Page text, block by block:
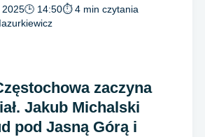
2025🕒 14:50⏱ 4 min czytania
zaczyna
Jakub Michalski
pod Jasną Górą i